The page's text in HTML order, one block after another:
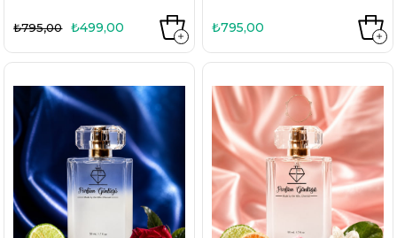
₺499,00
₺795,00 ₺795,00